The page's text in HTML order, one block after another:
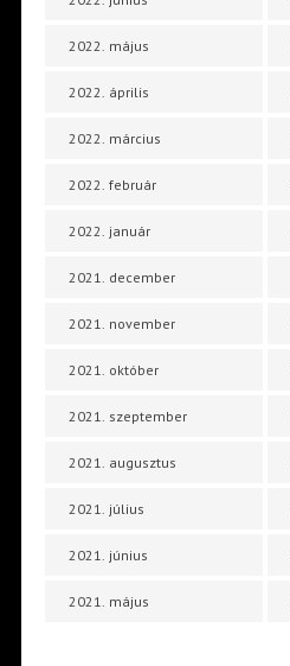
2022. május
2022. április
2022. március
2022. február
2022. január
2021. december
2021. november
2021. október
2021. szeptember
2021. augusztus
2021. július
2021. június
2021. május